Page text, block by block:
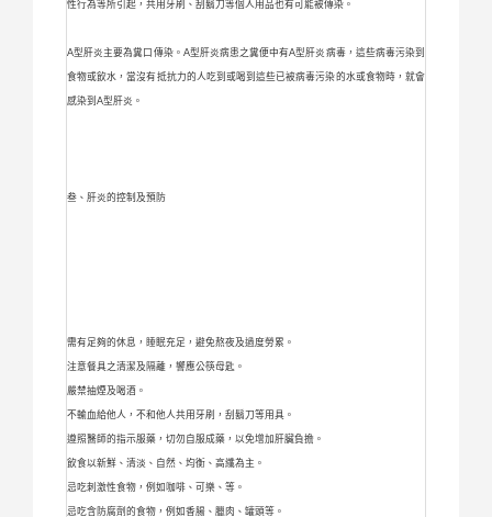
性行為等所引起，共用牙刷、刮鬍刀等個人用品也有可能被傳染。
A型肝炎主要為糞口傳染。A型肝炎病患之糞便中有A型肝炎病毒，這些病毒污染到
食物或飲水，當沒有抵抗力的人吃到或喝到這些已被病毒污染的水或食物時，就會
感染到A型肝炎。
叁、肝炎的控制及預防
需有足夠的休息，睡眠充足，避免熬夜及過度勞累。
注意餐具之清潔及隔離，響應公筷母匙。
嚴禁抽煙及喝酒。
不輸血給他人，不和他人共用牙刷，刮鬍刀等用具。
遵照醫師的指示服藥，切勿自服成藥，以免增加肝臟負擔。
飲食以新鮮、清淡、自然、均衡、高纖為主。
忌吃刺激性食物，例如咖啡、可樂、等。
忌吃含防腐劑的食物，例如香腸、臘肉、罐頭等。